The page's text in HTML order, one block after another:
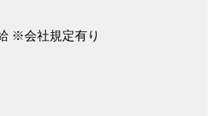
※会社規定有り